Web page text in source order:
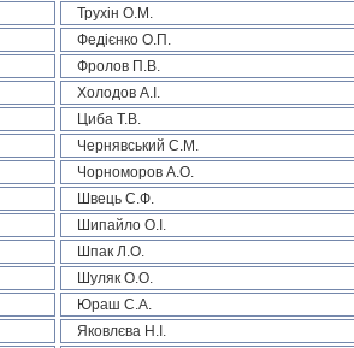
Трухін О.М.
Федієнко О.П.
Фролов П.В.
Холодов А.І.
Циба Т.В.
Чернявський С.М.
Чорноморов А.О.
Швець С.Ф.
Шипайло О.І.
Шпак Л.О.
Шуляк О.О.
Юраш С.А.
Яковлєва Н.І.